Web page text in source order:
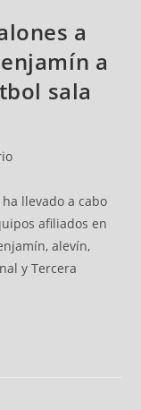
a
a
sala
ha llevado a cabo
afiliados en
alevín,
y Tercera